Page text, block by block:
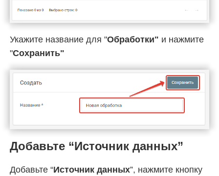
Укажите название для "Обработки" и нажмите
"Cохранить"
Добавьте “Источник данных”
Добавьте “Источник данных”, нажмите кнопку